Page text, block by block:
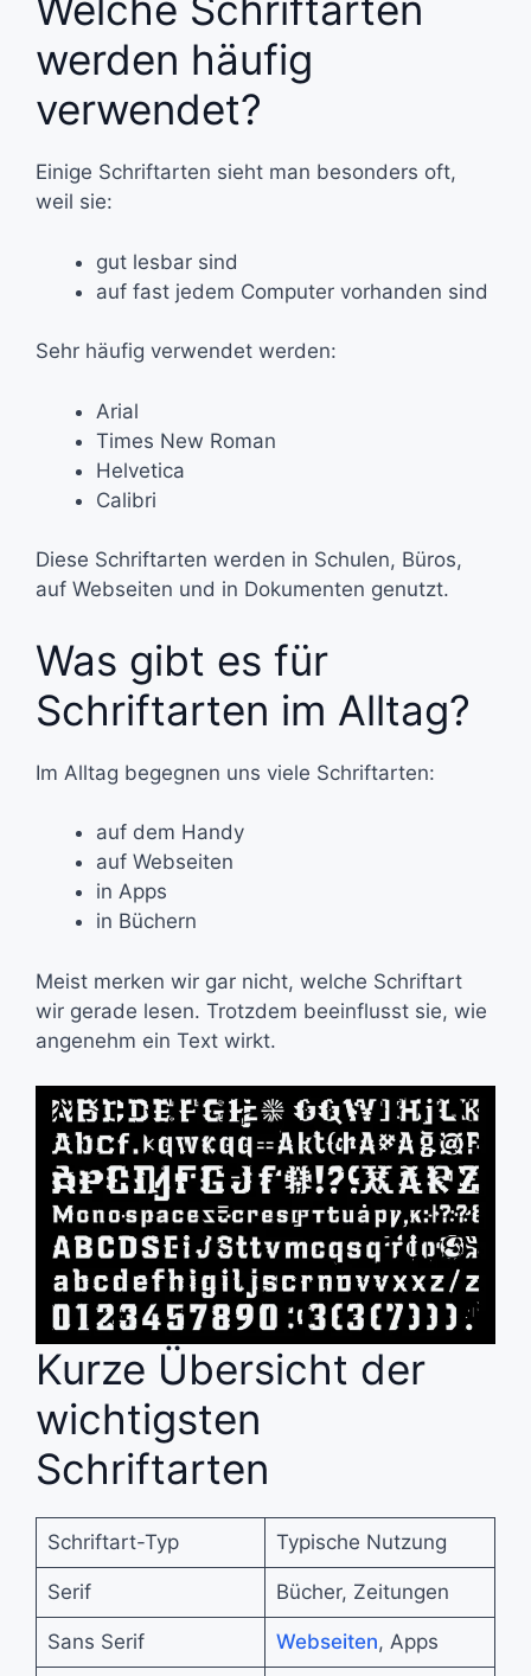
Welche Schriftarten
werden häufig
verwendet?
Einige Schriftarten sieht man besonders oft,
weil sie:
gut lesbar sind
auf fast jedem Computer vorhanden sind
Sehr häufig verwendet werden:
Arial
Times New Roman
Helvetica
Calibri
Diese Schriftarten werden in Schulen, Büros,
auf Webseiten und in Dokumenten genutzt.
Was gibt es für
Schriftarten im Alltag?
Im Alltag begegnen uns viele Schriftarten:
auf dem Handy
auf Webseiten
in Apps
in Büchern
Meist merken wir gar nicht, welche Schriftart
wir gerade lesen. Trotzdem beeinflusst sie, wie
angenehm ein Text wirkt.
Kurze Übersicht der
wichtigsten
Schriftarten
Schriftart-Typ Typische Nutzung
Serif Bücher, Zeitungen
Sans Serif Webseiten, Apps